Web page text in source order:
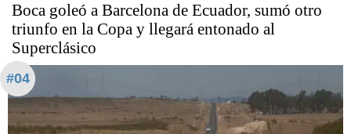
Boca goleó a Barcelona de Ecuador, sumó otro
triunfo en la Copa y llegará entonado al
Superclásico
#04